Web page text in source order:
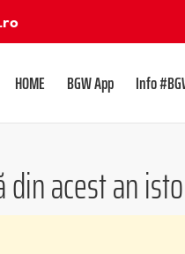
HOME BGW App Info
acest an